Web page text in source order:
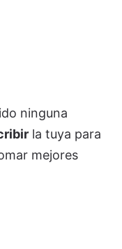
ninguna
la tuya para
mejores